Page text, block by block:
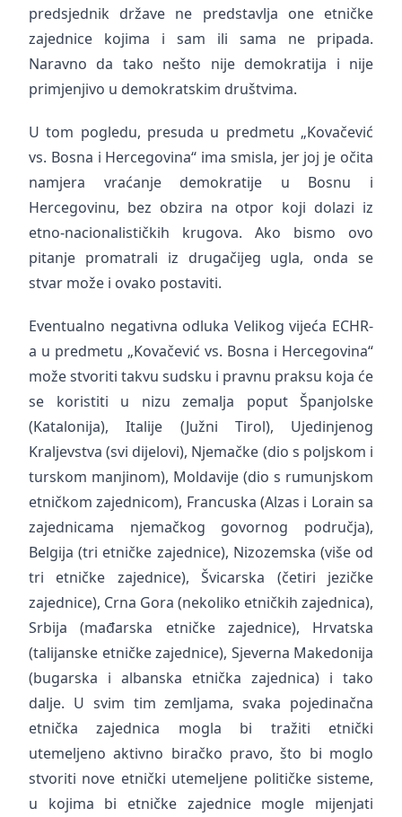
predsjednik države ne predstavlja one etničke
zajednice kojima i sam ili sama ne pripada.
Naravno da tako nešto nije demokratija i nije
primjenjivo u demokratskim društvima.
U tom pogledu, presuda u predmetu „Kovačević
vs. Bosna i Hercegovina“ ima smisla, jer joj je očita
namjera vraćanje demokratije u Bosnu i
Hercegovinu, bez obzira na otpor koji dolazi iz
etno-nacionalističkih krugova. Ako bismo ovo
pitanje promatrali iz drugačijeg ugla, onda se
stvar može i ovako postaviti.
Eventualno negativna odluka Velikog vijeća ECHR-
a u predmetu „Kovačević vs. Bosna i Hercegovina“
može stvoriti takvu sudsku i pravnu praksu koja će
se koristiti u nizu zemalja poput Španjolske
(Katalonija), Italije (Južni Tirol), Ujedinjenog
Kraljevstva (svi dijelovi), Njemačke (dio s poljskom i
turskom manjinom), Moldavije (dio s rumunjskom
etničkom zajednicom), Francuska (Alzas i Lorain sa
zajednicama njemačkog govornog područja),
Belgija (tri etničke zajednice), Nizozemska (više od
tri etničke zajednice), Švicarska (četiri jezičke
zajednice), Crna Gora (nekoliko etničkih zajednica),
Srbija (mađarska etničke zajednice), Hrvatska
(talijanske etničke zajednice), Sjeverna Makedonija
(bugarska i albanska etnička zajednica) i tako
dalje. U svim tim zemljama, svaka pojedinačna
etnička zajednica mogla bi tražiti etnički
utemeljeno aktivno biračko pravo, što bi moglo
stvoriti nove etnički utemeljene političke sisteme,
u kojima bi etničke zajednice mogle mijenjati